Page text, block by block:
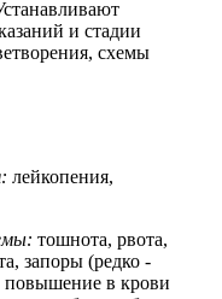
и стадии
схемы
лейкопения,
тошнота, рвота,
запоры (редко -
повышение в крови